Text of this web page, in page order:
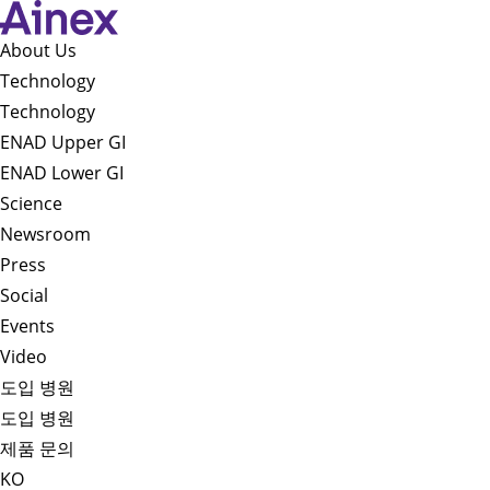
About Us​
Technology
Technology
ENAD Upper GI
ENAD Lower GI
Science
Newsroom
Press
Social
Events
Video
도입 병원
도입 병원
제품 문의
KO